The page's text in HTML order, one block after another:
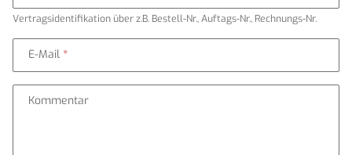
Vertragsidentifikation über z.B. Bestell-Nr., Auftags-Nr., Rechnungs-Nr.
E-Mail
Kommentar